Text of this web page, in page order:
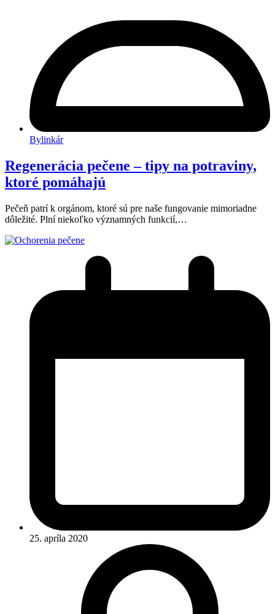
Bylinkár
Regenerácia pečene – tipy na potraviny,
ktoré pomáhajú
Pečeň patrí k orgánom, ktoré sú pre naše fungovanie mimoriadne
dôležité. Plní niekoľko významných funkcií,…
25. apríla 2020